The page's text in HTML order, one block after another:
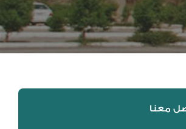
البشرية
معنا